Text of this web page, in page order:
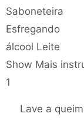
Saboneteira
Esfregando
álcool Leite
Show Mais
1
Lave a